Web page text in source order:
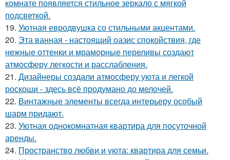
комнате появляется стильное зеркало с мягкой
подсветкой.
19. Уютная евродвушка со стильными акцентами.
20. Эта ванная - настоящий оазис спокойствия, где
нежные оттенки и мраморные переливы создают
атмосферу легкости и расслабления.
21. Дизайнеры создали атмосферу уюта и легкой
роскоши - здесь всё продумано до мелочей.
22. Винтажные элементы всегда интерьеру особый
шарм придают.
23. Уютная однокомнатная квартира для посуточной
аренды.
24. Пространство любви и уюта: квартира для семьи.